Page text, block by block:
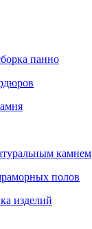
панно
камнем
полов
изделий